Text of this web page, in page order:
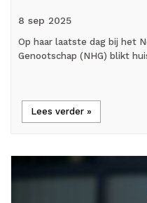
8 sep 2025
Op haar laatste dag bij het
Genootschap (NHG) blikt
Lees verder »